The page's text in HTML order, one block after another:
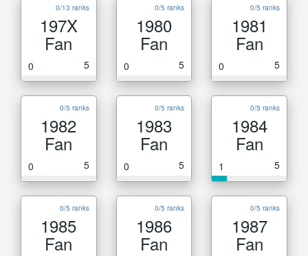
0/13 ranks
197X
Fan
0 5
0/5 ranks
1980
Fan
0 5
0/5 ranks
1981
Fan
0 5
0/5 ranks
1982
Fan
0 5
0/5 ranks
1983
Fan
0 5
0/5 ranks
1984
Fan
1 5
0/5 ranks
1985
Fan
0/5 ranks
1986
Fan
0/5 ranks
1987
Fan